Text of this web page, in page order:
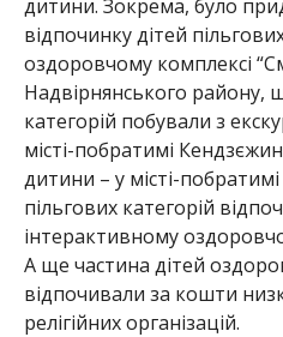
дитини. Зокрема, було
відпочинку дітей
оздоровчому комплексі
Надвірнянського району,
категорій побували з
місті-побратимі
дитини – у місті-побратимі
пільгових категорій
інтерактивному
А ще частина дітей
відпочивали за кошти
релігійних організацій.